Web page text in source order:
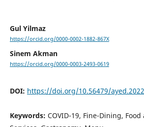
Gul Yilmaz
https://orcid.org/0000-0002-1882-867X
Sinem Akman
https://orcid.org/0000-0003-2493-0619
DOI: https://doi.org/10.56479/
Keywords: COVID-19, Fine-Dining,